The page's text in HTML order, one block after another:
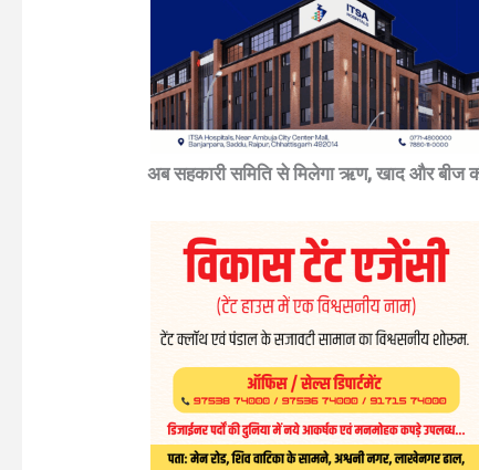
अब सहकारी समिति से मिलेगा ऋण, खाद और बीज